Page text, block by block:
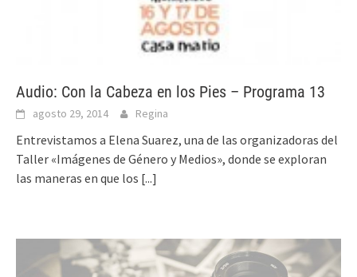
Audio: Con la Cabeza en los Pies – Programa 13
agosto 29, 2014 Regina
Entrevistamos a Elena Suarez, una de las organizadoras del
Taller «Imágenes de Género y Medios», donde se exploran
las maneras en que los [...]